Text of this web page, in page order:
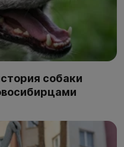
собаки